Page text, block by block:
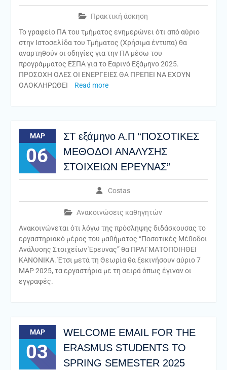
Πρακτική άσκηση
Το γραφείο ΠΑ του τμήματος ενημερώνει ότι από αύριο
στην Ιστοσελίδα του Τμήματος (Χρήσιμα έντυπα) θα
αναρτηθούν οι οδηγίες για την ΠΑ μέσω του
προγράμματος ΕΣΠΑ για το Εαρινό Εξάμηνο 2025.
ΠΡΟΣΟΧΗ ΟΛΕΣ ΟΙ ΕΝΕΡΓΕΙΕΣ ΘΑ ΠΡΕΠΕΙ ΝΑ ΕΧΟΥΝ
ΟΛΟΚΛΗΡΩΘΕΙ
Read more
ΜΑΡ
06
ΣΤ εξάμηνο Α.Π “ΠΟΣΟΤΙΚΕΣ
ΜΕΘΟΔΟΙ ΑΝΑΛΥΣΗΣ
ΣΤΟΙΧΕΙΩΝ ΕΡΕΥΝΑΣ”
Costas
Ανακοινώσεις καθηγητών
Ανακοινώνεται ότι λόγω της πρόσληψης διδάσκουσας το
εργαστηριακό μέρος του μαθήματος “Ποσοτικές Μέθοδοι
Ανάλυσης Στοιχείων Έρευνας” θα ΠΡΑΓΜΑΤΟΠΟΙΗΘΕΙ
ΚΑΝΟΝΙΚΑ. Έτσι μετά τη Θεωρία θα ξεκινήσουν αύριο 7
ΜΑΡ 2025, τα εργαστήρια με τη σειρά όπως έγιναν οι
εγγραφές.
ΜΑΡ
03
WELCOME EMAIL FOR THE
ERASMUS STUDENTS TO
SPRING SEMESTER 2025